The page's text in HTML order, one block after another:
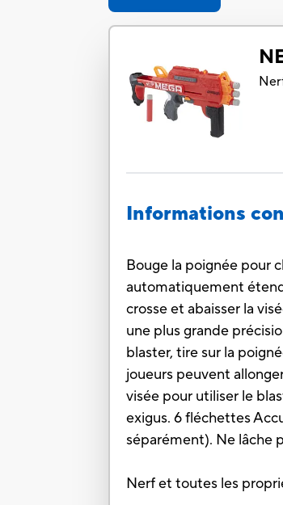
Informations
Bouge la poignée pour
automatiquement
crosse et abaisser la
une plus grande
blaster, tire sur la
joueurs peuvent
visée pour utiliser le
exigus. 6 fléchettes
séparément). Ne lâche
Nerf et toutes les